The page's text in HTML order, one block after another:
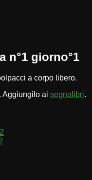
n°1 giorno°1
a corpo libero.
Aggiungilo ai segnalibri.